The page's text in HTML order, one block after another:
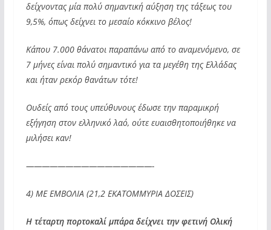
δείχνοντας μία πολύ σημαντική αύξηση της τάξεως του
9,5%, όπως δείχνει το μεσαίο κόκκινο βέλος!
Κάπου 7.000 θάνατοι παραπάνω από το αναμενόμενο, σε
7 μήνες είναι πολύ σημαντικό για τα μεγέθη της Ελλάδας
και ήταν ρεκόρ θανάτων τότε!
Ουδείς από τους υπεύθυνους έδωσε την παραμικρή
εξήγηση στον ελληνικό λαό, ούτε ευαισθητοποιήθηκε να
μιλήσει καν!
————————————————-
4) ΜΕ ΕΜΒΟΛΙΑ (21,2 ΕΚΑΤΟΜΜΥΡΙΑ ΔΟΣΕΙΣ)
Η τέταρτη πορτοκαλί μπάρα δείχνει την φετινή Ολική